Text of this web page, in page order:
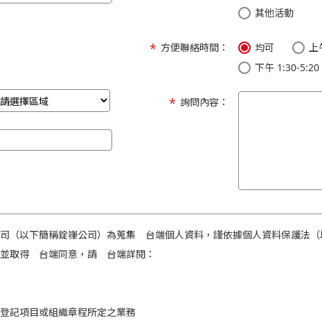
其他活動
方便聯絡時間： 均可
下午 1:30-5:20
詢問內容：
（以下簡稱錠嵂公司）為蒐集 台端個人資料，謹依據個人資料保護法
取得 台端同意，請 台端詳閱：
記項目或組織章程所定之業務